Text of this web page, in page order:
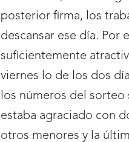
posterior firma, los
descansar ese día. Por
suficientemente
viernes lo de los dos
los números del
estaba agraciado con
otros menores y la